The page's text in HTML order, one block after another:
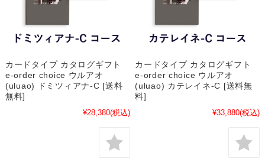
カードタイプ カタログギフト
e-order choice ウルアオ
(uluao) ドミツィアナ-C [送料
無料]
¥28,380(税込)
カードタイプ カタログギフト
e-order choice ウルアオ
(uluao) カテレイネ-C [送料無
料]
¥33,880(税込)